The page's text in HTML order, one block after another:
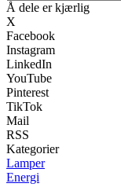
Å dele er kjærlig
X
Facebook
Instagram
LinkedIn
YouTube
Pinterest
TikTok
Mail
RSS
Kategorier
Lamper
Energi